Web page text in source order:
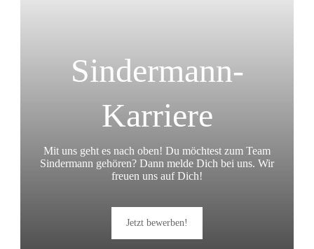
Sindermann-
Karriere
Mit uns geht es nach oben! Du möchtest zum Team
Sindermann gehören? Dann melde Dich bei uns. Wir
freuen uns auf Dich!
Jetzt bewerben!